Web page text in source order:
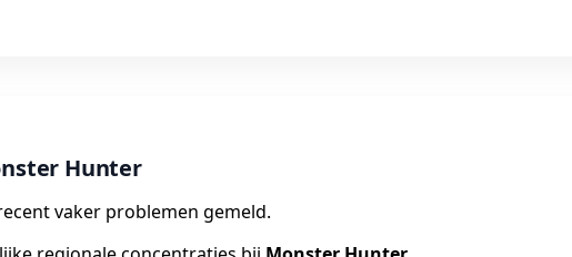
Hunter
vaker problemen gemeld.